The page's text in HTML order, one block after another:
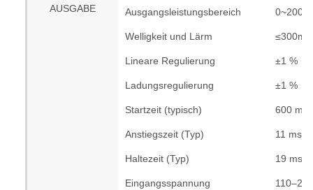
AUSGABE Ausgangsleistungsbereich 0~200W
Welligkeit und Lärm ≤300mV
Lineare Regulierung ±1 %
Ladungsregulierung ±1 %
Startzeit (typisch) 600 ms/
Anstiegszeit (Typ) 11 ms/
Haltezeit (Typ) 19 ms/
Eingangsspannung